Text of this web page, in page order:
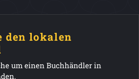
den lokalen
um einen Buchhändler in